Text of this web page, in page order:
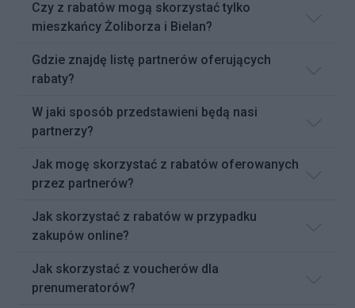
Czy z rabatów mogą skorzystać tylko
mieszkańcy Żoliborza i Bielan?
Gdzie znajdę listę partnerów oferujących
rabaty?
W jaki sposób przedstawieni będą nasi
partnerzy?
Jak mogę skorzystać z rabatów oferowanych
przez partnerów?
Jak skorzystać z rabatów w przypadku
zakupów online?
Jak skorzystać z voucherów dla
prenumeratorów?